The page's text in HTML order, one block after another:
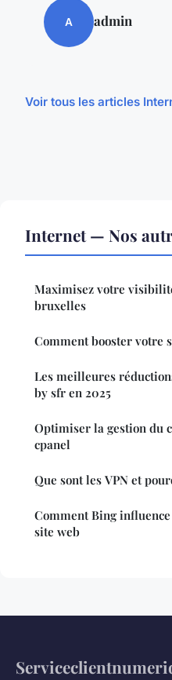
A admin
Voir tous les articles
Internet — Nos
Maximisez votre
bruxelles
Comment booster votre
Les meilleures
by sfr en 2025
Optimiser la gestion du
cpanel
Que sont les VPN et
Comment Bing
site web